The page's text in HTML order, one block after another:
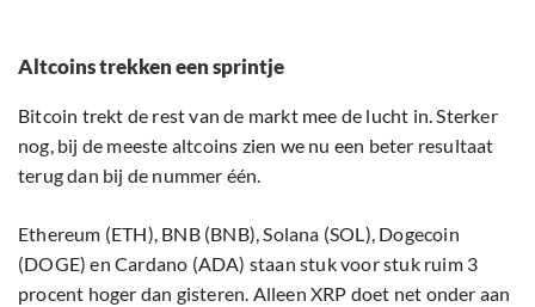
Altcoins trekken een sprintje
Bitcoin trekt de rest van de markt mee de lucht in. Sterker
nog, bij de meeste altcoins zien we nu een beter resultaat
terug dan bij de nummer één.
Ethereum (ETH), BNB (BNB), Solana (SOL), Dogecoin
(DOGE) en Cardano (ADA) staan stuk voor stuk ruim 3
procent hoger dan gisteren. Alleen XRP doet net onder aan